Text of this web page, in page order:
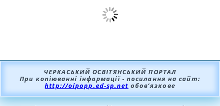
ЧЕРКАСЬКИЙ ОСВІТЯНСЬКИЙ ПОРТАЛ
При копіюванні інформації - посилання на сайт:
http://oipopp.ed-sp.net обов’язкове